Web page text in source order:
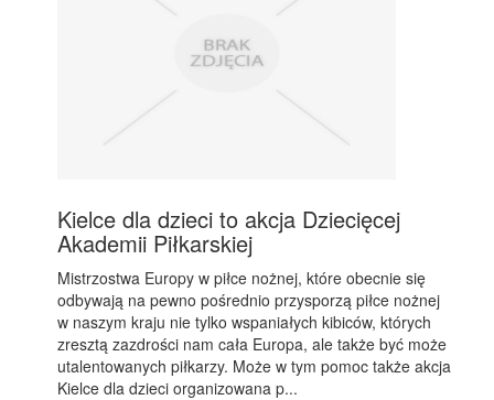
Kielce dla dzieci to akcja Dziecięcej
Akademii Piłkarskiej
Mistrzostwa Europy w piłce nożnej, które obecnie się
odbywają na pewno pośrednio przysporzą piłce nożnej
w naszym kraju nie tylko wspaniałych kibiców, których
zresztą zazdrości nam cała Europa, ale także być może
utalentowanych piłkarzy. Może w tym pomoc także akcja
Kielce dla dzieci organizowana p...